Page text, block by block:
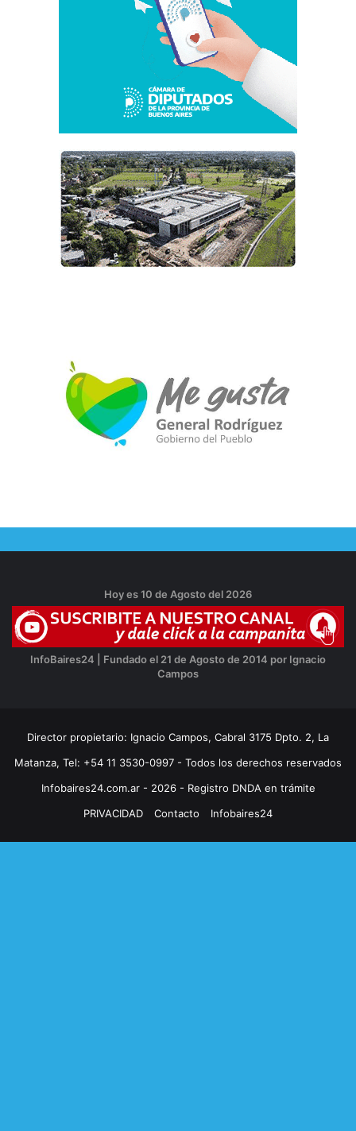
Hoy es 10 de Agosto del 2026
InfoBaires24 | Fundado el 21 de Agosto de 2014 por Ignacio
Campos
Director propietario: Ignacio Campos, Cabral 3175 Dpto. 2, La
Matanza, Tel: +54 11 3530-0997 - Todos los derechos reservados
Infobaires24.com.ar - 2026 - Registro DNDA en trámite
PRIVACIDAD
Contacto Infobaires24